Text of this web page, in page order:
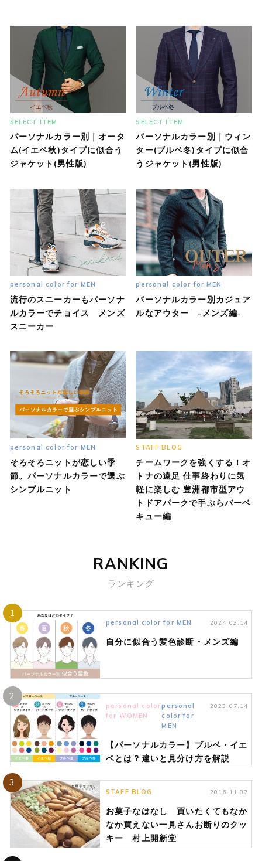
SELECT ITEM
パーソナルカラー別｜オータ
ム(イエベ秋)タイプに似合う
ジャケット(男性版)
SELECT ITEM
パーソナルカラー別｜ウィン
ター(ブルベ冬)タイプに似合
うジャケット(男性版)
personal color for MEN
流行のスニーカーもパーソナ
ルカラーでチョイス メンズ
スニーカー
personal color for MEN
パーソナルカラー別カジュア
ルなアウター -メンズ編-
personal color for MEN
そろそろニットが恋しい季
節。パーソナルカラーで選ぶ
シンプルニット
STAFF BLOG
チームワークを強くする！オ
トナの遠足 仕事終わりに気
軽に楽しむ 豊洲都市型アウ
トドアパークで手ぶらバーベ
キュー編
RANKING
ランキング
1
personal color for MEN 2024.03.14
自分に似合う髪色診断・メンズ編
2
personal color
for WOMEN
personal
color for
MEN
2023.07.14
【パーソナルカラー】ブルベ・イエ
ベとは？違いと見分け方を解説
3
STAFF BLOG 2016.11.07
お菓子なはなし 買いたくてもなか
なか買えない一見さんお断りのクッ
キー 村上開新堂